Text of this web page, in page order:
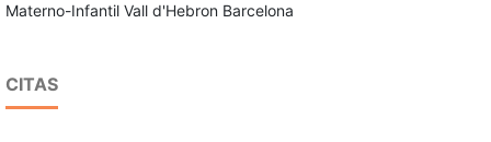
Materno-Infantil Vall d'Hebron Barcelona
CITAS